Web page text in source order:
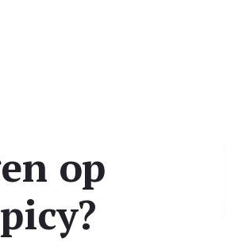
op